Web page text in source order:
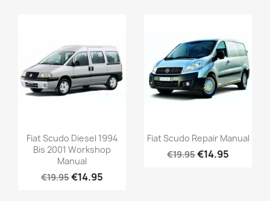
Fiat Scudo Diesel 1994
Bis 2001 Workshop
Manual
€19.95€14.95
Fiat Scudo Repair Manual
€19.95€14.95